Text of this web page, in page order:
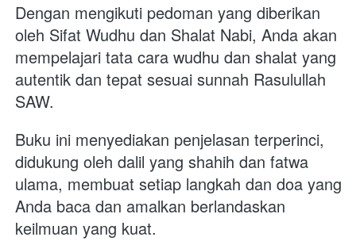
Dengan mengikuti pedoman yang diberikan
oleh Sifat Wudhu dan Shalat Nabi, Anda akan
mempelajari tata cara wudhu dan shalat yang
autentik dan tepat sesuai sunnah Rasulullah
SAW.
Buku ini menyediakan penjelasan terperinci,
didukung oleh dalil yang shahih dan fatwa
ulama, membuat setiap langkah dan doa yang
Anda baca dan amalkan berlandaskan
keilmuan yang kuat.